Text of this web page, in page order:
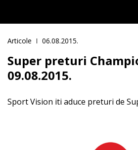
Articole 06.08.2015.
Super preturi
09.08.2015.
Sport Vision iti aduce preturi de